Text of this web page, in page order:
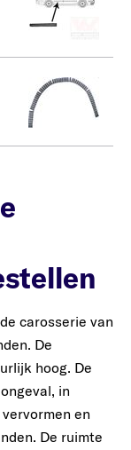
carosserie van
De
hoog. De
in
en
De ruimte